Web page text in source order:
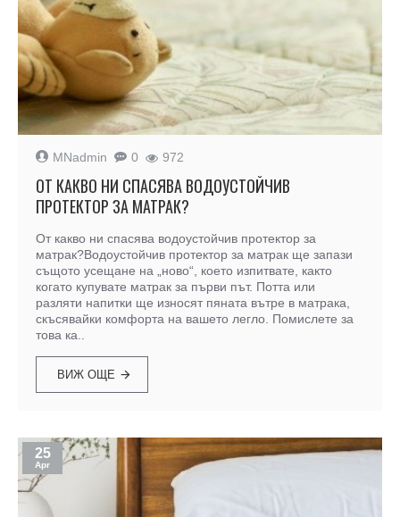
MNadmin 0 972
ОТ КАКВО НИ СПАСЯВА ВОДОУСТОЙЧИВ
ПРОТЕКТОР ЗА МАТРАК?
От какво ни спасява водоустойчив протектор за
матрак?Водоустойчив протектор за матрак ще запази
същото усещане на „ново“, което изпитвате, както
когато купувате матрак за първи път. Потта или
разляти напитки ще износят пяната вътре в матрака,
скъсявайки комфорта на вашето легло. Помислете за
това ка..
ВИЖ ОЩЕ
25
Apr